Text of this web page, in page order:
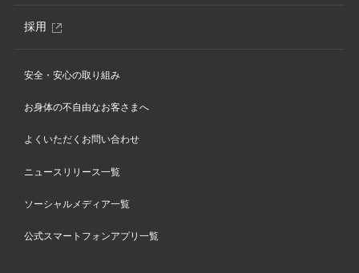
採用 別
ン
ウ
開
ま
安全・安心の取り組み
お身体の不自由なお客さまへ
よくいただくお問い合わせ
ニュースリリース一覧
ソーシャルメディア一覧
公式スマートフォンアプリ一覧